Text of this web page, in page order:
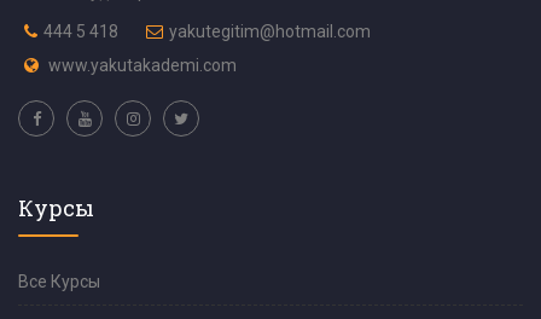
444 5 418
yakutegitim@hotmail.com
www.yakutakademi.com
Курсы
Все Курсы